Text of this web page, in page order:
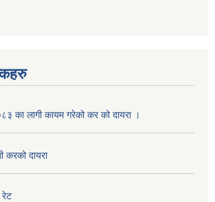
का लागी कायम गरेको कर को दायरा ।
करको दायरा